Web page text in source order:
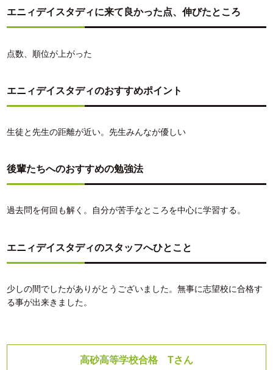
エニィデイスタディに来て良かった点、伸びたところ
点数、順位が上がった
エニィデイスタディのおすすめポイント
生徒と先生の距離が近い。先生みんなが優しい
後輩たちへのおすすめの勉強法
過去問を何回も解く。自分が苦手なところを中心に学習する。
エニィデイスタディのスタッフへひとこと
少しの間でしたがありがとうございました。無事に志望校に合格す
る事が出来きました。
高砂高等学校合格 Tさん